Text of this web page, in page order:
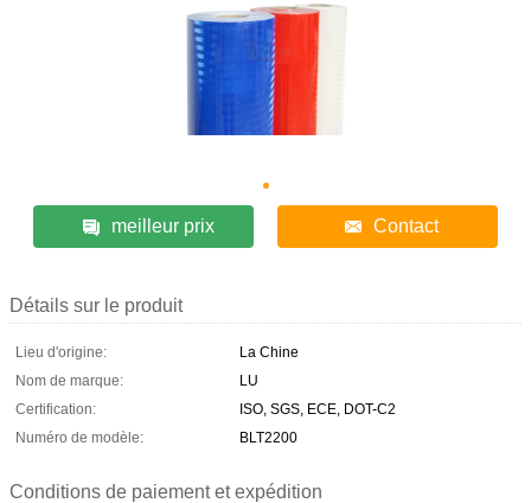
meilleur prix Contact
Détails sur le produit
Lieu d'origine:
La Chine
Nom de marque:
LU
Certification:
ISO, SGS, ECE, DOT-C2
Numéro de modèle:
BLT2200
Conditions de paiement et expédition